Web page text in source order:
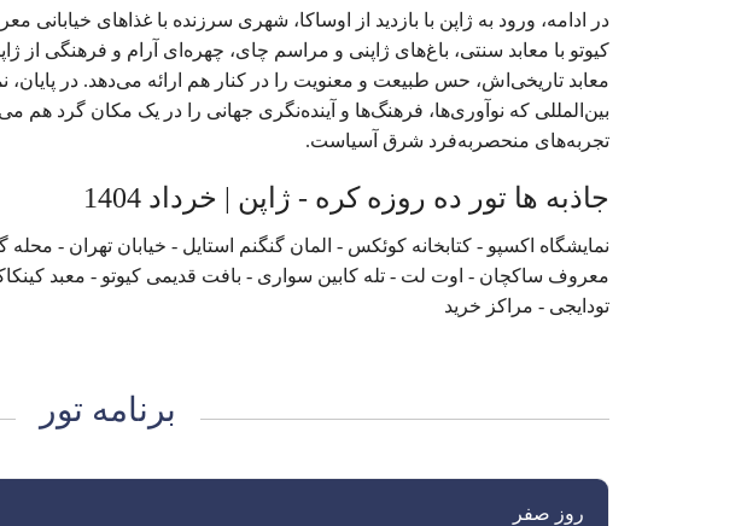
در ادامه، ورود به ژاپن با بازدید از اوساکا، شهری سرزنده با غذاهای
کیوتو با معابد سنتی، باغ‌های ژاپنی و مراسم چای، چهره‌ای آرام و فرهنگی از
معابد تاریخی‌اش، حس طبیعت و معنویت را در کنار هم ارائه می‌دهد. در
بین‌المللی که نوآوری‌ها، فرهنگ‌ها و آینده‌نگری جهانی را در یک مکان گرد هم
تجربه‌های منحصربه‌فرد شرق آسیاست.
جاذبه ها تور ده روزه کره - ژاپن | خرداد 1404
نمایشگاه اکسپو - کتابخانه کوئکس - المان گنگنم استایل - خیابان تهران - محله
معروف ساکچان - اوت لت - تله کابین سواری - بافت قدیمی کیوتو - معبد
تودایجی - مراکز خرید
برنامه تور
روز صفر